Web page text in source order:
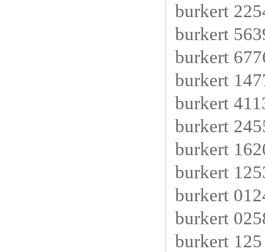
burkert
burkert
burkert
burkert
burkert
burkert
burkert
burkert
burkert
burkert
burkert